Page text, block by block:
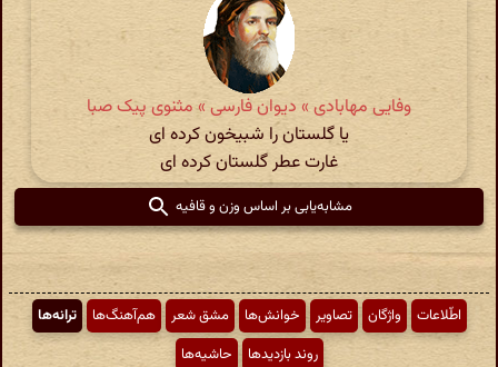
وفایی مهابادی » دیوان فارسی » مثنوی پیک صبا
یا گلستان را شبیخون کرده ای
غارت عطر گلستان کرده ای
مشابه‌یابی بر اساس وزن و قافیه
اطّلاعات واژگان تصاویر خوانش‌ها مشق شعر هم‌آهنگ‌ها
ترانه‌ها
روند بازدیدها
حاشیه‌ها